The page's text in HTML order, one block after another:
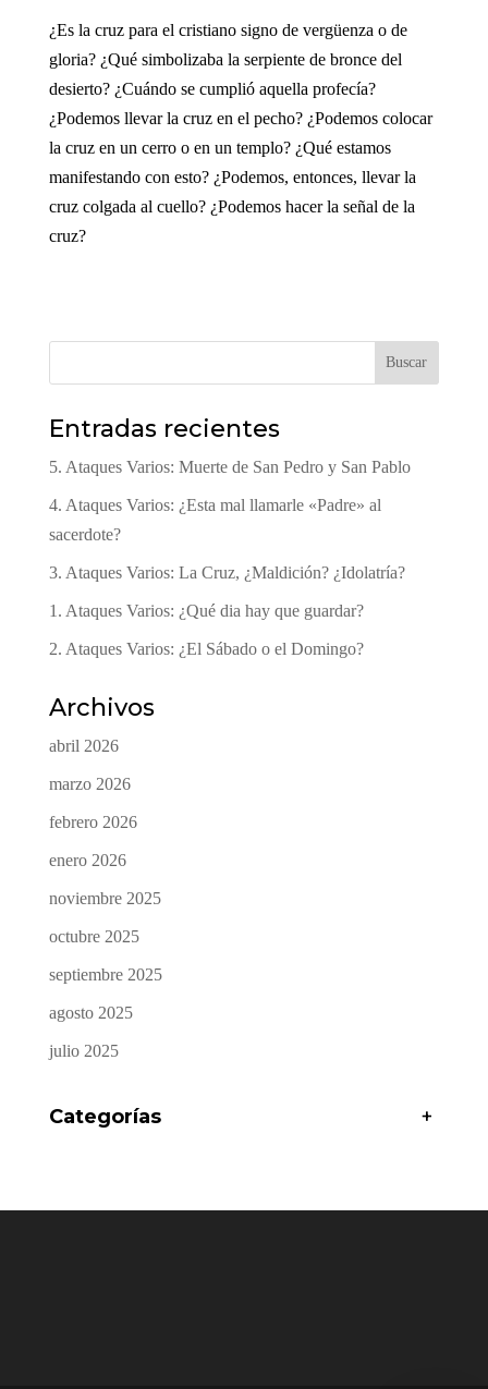
¿Es la cruz para el cristiano signo de vergüenza o de
gloria? ¿Qué simbolizaba la serpiente de bronce del
desierto? ¿Cuándo se cumplió aquella profecía?
¿Podemos llevar la cruz en el pecho? ¿Podemos colocar
la cruz en un cerro o en un templo? ¿Qué estamos
manifestando con esto? ¿Podemos, entonces, llevar la
cruz colgada al cuello? ¿Podemos hacer la señal de la
cruz?
Buscar
Entradas recientes
5. Ataques Varios: Muerte de San Pedro y San Pablo
4. Ataques Varios: ¿Esta mal llamarle «Padre» al
sacerdote?
3. Ataques Varios: La Cruz, ¿Maldición? ¿Idolatría?
1. Ataques Varios: ¿Qué dia hay que guardar?
2. Ataques Varios: ¿El Sábado o el Domingo?
Archivos
abril 2026
marzo 2026
febrero 2026
enero 2026
noviembre 2025
octubre 2025
septiembre 2025
agosto 2025
julio 2025
Categorías +